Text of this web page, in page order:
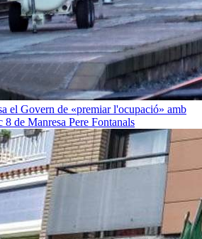
el Govern de «premiar l'ocupació» amb
8 de Manresa Pere Fontanals